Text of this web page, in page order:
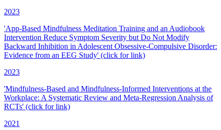
2023
'App-Based Mindfulness Meditation Training and an Audiobook
Intervention Reduce Symptom Severity but Do Not Modify
Backward Inhibition in Adolescent Obsessive-Compulsive Disorder:
Evidence from an EEG Study' (click for link)
2023
'Mindfulness-Based and Mindfulness-Informed Interventions at the
Workplace: A Systematic Review and Meta-Regression Analysis of
RCTs' (click for link)
2021